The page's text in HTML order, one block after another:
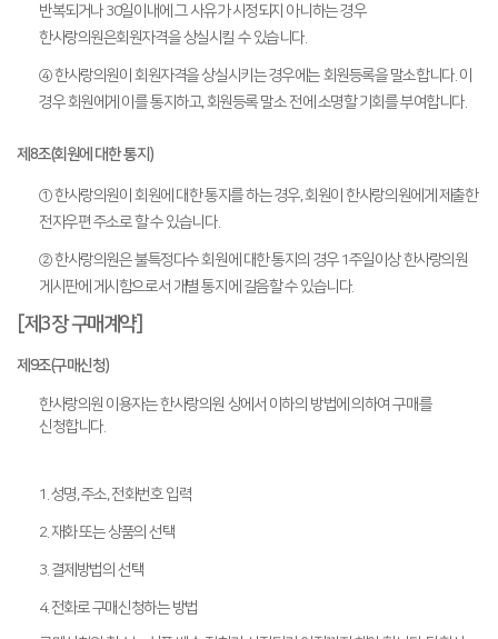
반복되거나 30일이내에 그 사유가 시정되지 아니하는 경우
한사랑의원은회원자격을 상실시킬 수 있습니다.
④ 한사랑의원이 회원자격을 상실시키는 경우에는 회원등록을 말소합니다. 이
경우 회원에게 이를 통지하고, 회원등록 말소 전에 소명할 기회를 부여합니다.
제8조(회원에 대한 통지)
① 한사랑의원이 회원에 대한 통지를 하는 경우, 회원이 한사랑의원에게 제출한
전자우편 주소로 할 수 있습니다.
② 한사랑의원은 불특정다수 회원에 대한 통지의 경우 1주일이상 한사랑의원
게시판에 게시함으로서 개별 통지에 갈음할 수 있습니다.
[제3장 구매계약]
제9조(구매신청)
한사랑의원 이용자는 한사랑의원 상에서 이하의 방법에 의하여 구매를
신청합니다.
1. 성명, 주소, 전화번호 입력
2. 재화 또는 상품의 선택
3. 결제방법의 선택
4. 전화로 구매신청하는 방법